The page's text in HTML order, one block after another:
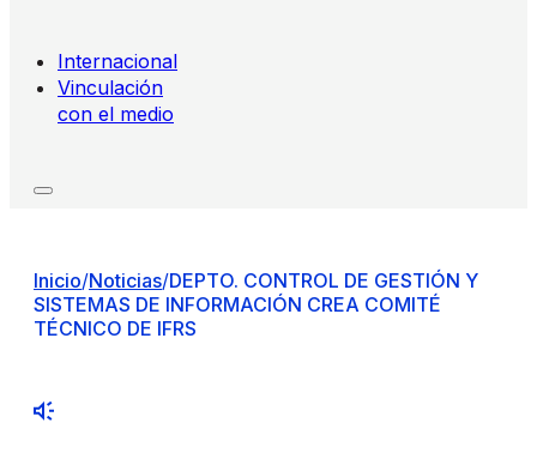
Internacional
Vinculación
con el medio
Inicio/Noticias/DEPTO. CONTROL DE GESTIÓN Y
SISTEMAS DE INFORMACIÓN CREA COMITÉ
TÉCNICO DE IFRS